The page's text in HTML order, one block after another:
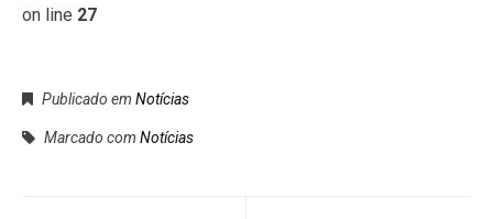
on line 27
Publicado em Notícias
Marcado com Notícias